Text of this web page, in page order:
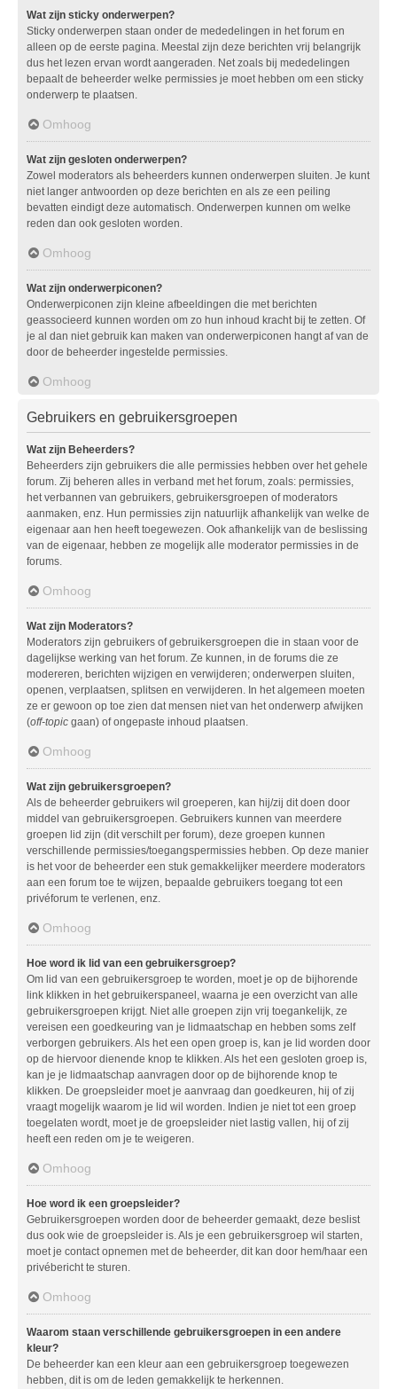
Wat zijn sticky onderwerpen?
Sticky onderwerpen staan onder de mededelingen in het forum en
alleen op de eerste pagina. Meestal zijn deze berichten vrij belangrijk
dus het lezen ervan wordt aangeraden. Net zoals bij mededelingen
bepaalt de beheerder welke permissies je moet hebben om een sticky
onderwerp te plaatsen.
Omhoog
Wat zijn gesloten onderwerpen?
Zowel moderators als beheerders kunnen onderwerpen sluiten. Je kunt
niet langer antwoorden op deze berichten en als ze een peiling
bevatten eindigt deze automatisch. Onderwerpen kunnen om welke
reden dan ook gesloten worden.
Omhoog
Wat zijn onderwerpiconen?
Onderwerpiconen zijn kleine afbeeldingen die met berichten
geassocieerd kunnen worden om zo hun inhoud kracht bij te zetten. Of
je al dan niet gebruik kan maken van onderwerpiconen hangt af van de
door de beheerder ingestelde permissies.
Omhoog
Gebruikers en gebruikersgroepen
Wat zijn Beheerders?
Beheerders zijn gebruikers die alle permissies hebben over het gehele
forum. Zij beheren alles in verband met het forum, zoals: permissies,
het verbannen van gebruikers, gebruikersgroepen of moderators
aanmaken, enz. Hun permissies zijn natuurlijk afhankelijk van welke de
eigenaar aan hen heeft toegewezen. Ook afhankelijk van de beslissing
van de eigenaar, hebben ze mogelijk alle moderator permissies in de
forums.
Omhoog
Wat zijn Moderators?
Moderators zijn gebruikers of gebruikersgroepen die in staan voor de
dagelijkse werking van het forum. Ze kunnen, in de forums die ze
modereren, berichten wijzigen en verwijderen; onderwerpen sluiten,
openen, verplaatsen, splitsen en verwijderen. In het algemeen moeten
ze er gewoon op toe zien dat mensen niet van het onderwerp afwijken
(off-topic gaan) of ongepaste inhoud plaatsen.
Omhoog
Wat zijn gebruikersgroepen?
Als de beheerder gebruikers wil groeperen, kan hij/zij dit doen door
middel van gebruikersgroepen. Gebruikers kunnen van meerdere
groepen lid zijn (dit verschilt per forum), deze groepen kunnen
verschillende permissies/toegangspermissies hebben. Op deze manier
is het voor de beheerder een stuk gemakkelijker meerdere moderators
aan een forum toe te wijzen, bepaalde gebruikers toegang tot een
privéforum te verlenen, enz.
Omhoog
Hoe word ik lid van een gebruikersgroep?
Om lid van een gebruikersgroep te worden, moet je op de bijhorende
link klikken in het gebruikerspaneel, waarna je een overzicht van alle
gebruikersgroepen krijgt. Niet alle groepen zijn vrij toegankelijk, ze
vereisen een goedkeuring van je lidmaatschap en hebben soms zelf
verborgen gebruikers. Als het een open groep is, kan je lid worden door
op de hiervoor dienende knop te klikken. Als het een gesloten groep is,
kan je je lidmaatschap aanvragen door op de bijhorende knop te
klikken. De groepsleider moet je aanvraag dan goedkeuren, hij of zij
vraagt mogelijk waarom je lid wil worden. Indien je niet tot een groep
toegelaten wordt, moet je de groepsleider niet lastig vallen, hij of zij
heeft een reden om je te weigeren.
Omhoog
Hoe word ik een groepsleider?
Gebruikersgroepen worden door de beheerder gemaakt, deze beslist
dus ook wie de groepsleider is. Als je een gebruikersgroep wil starten,
moet je contact opnemen met de beheerder, dit kan door hem/haar een
privébericht te sturen.
Omhoog
Waarom staan verschillende gebruikersgroepen in een andere
kleur?
De beheerder kan een kleur aan een gebruikersgroep toegewezen
hebben, dit is om de leden gemakkelijk te herkennen.